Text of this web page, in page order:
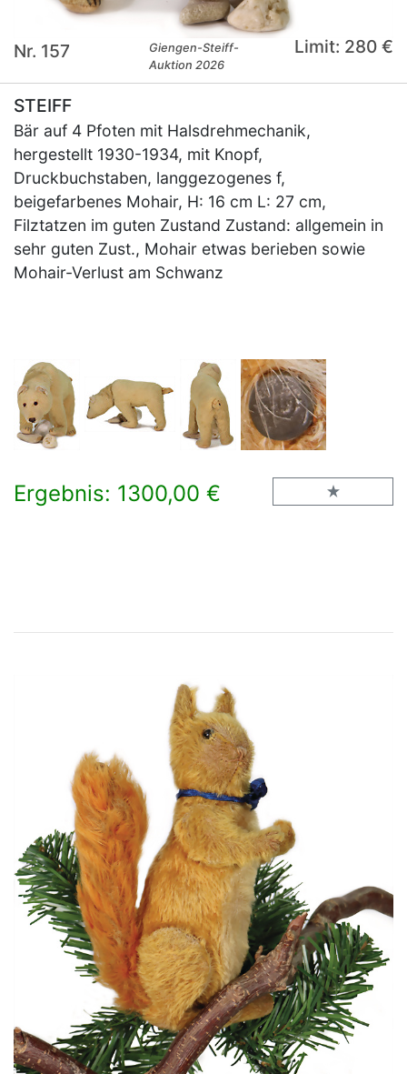
Nr. 157
Giengen-Steiff-
Auktion 2026
Limit: 280 €
STEIFF
Bär auf 4 Pfoten mit Halsdrehmechanik,
hergestellt 1930-1934, mit Knopf,
Druckbuchstaben, langgezogenes f,
beigefarbenes Mohair, H: 16 cm L: 27 cm,
Filztatzen im guten Zustand Zustand: allgemein in
sehr guten Zust., Mohair etwas berieben sowie
Mohair-Verlust am Schwanz
Ergebnis: 1300,00 €